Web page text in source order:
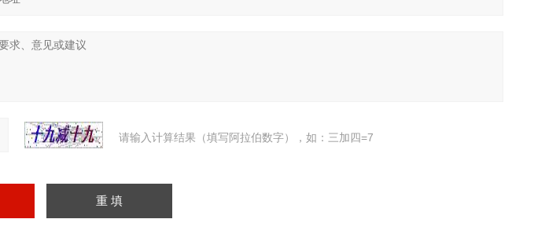
请输入计算结果（填写阿拉伯数字），如：三加四=7